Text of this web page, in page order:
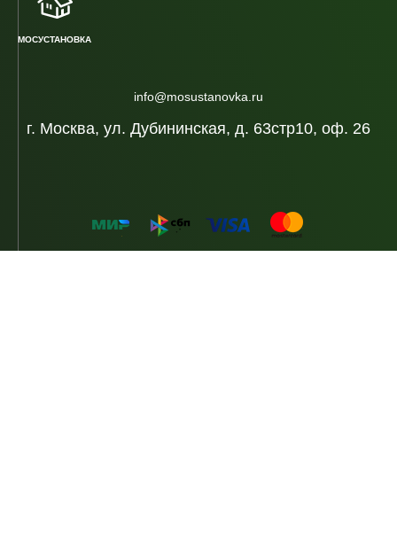
г. Москва, ул. Дубининская, д. 63стр10, оф. 26
info@mosustanovka.ru
МОСУСТАНОВКА